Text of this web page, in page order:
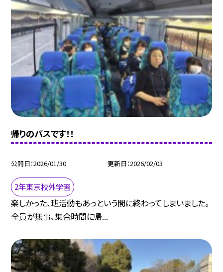
帰りのバスです！！
公開日 2026/01/30 更新日 2026/02/03
2年東京校外学習
楽しかった、班活動もあっという間に終わってしまいました。
全員が無事、集合時間に帰...